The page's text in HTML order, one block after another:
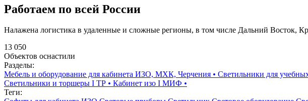
Работаем по всей России
Налажена логистика в удаленные и сложные регионы, в том числе Дальний Восток,
13 050
Объектов оснастили
Разделы:
Мебель и оборудование для кабинета ИЗО, МХК, Черчения • Светильники для
Светильники и торшеры I ТР • Кабинет изо I МИФ •
Теги: